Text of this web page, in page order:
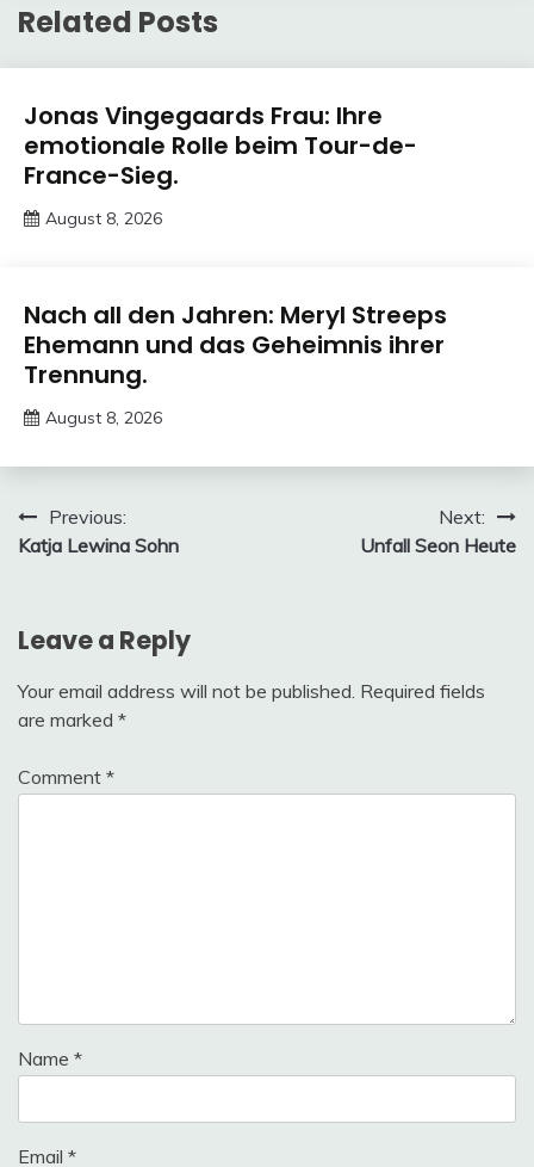
Related Posts
Trends
Jonas Vingegaards Frau: Ihre
emotionale Rolle beim Tour-de-
France-Sieg.
August 8, 2026
Trends
Nach all den Jahren: Meryl Streeps
Ehemann und das Geheimnis ihrer
Trennung.
August 8, 2026
Meme
Post
navigation
Previous:
Katja Lewina Sohn
Next:
Unfall Seon Heute
Leave a Reply
Your email address will not be published. Required fields
are marked *
Comment *
Name *
Email *